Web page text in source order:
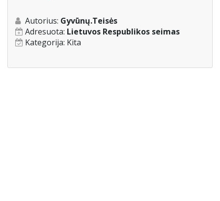
Autorius: Gyvūnų.Teisės
Adresuota: Lietuvos Respublikos seimas
Kategorija: Kita